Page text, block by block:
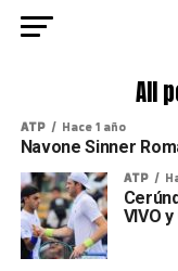
All
ATP Hace 1 año
Navone Sinner
ATP
VIVO y